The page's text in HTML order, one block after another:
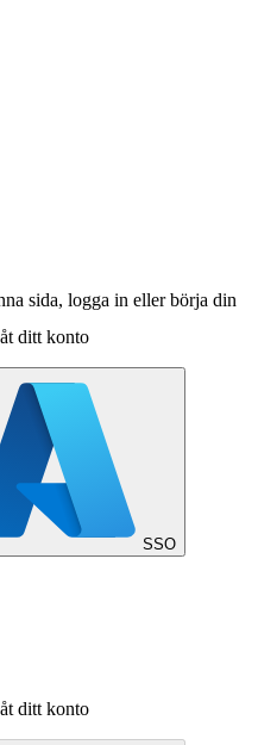
sida, logga in eller börja din
ditt konto
SSO
ditt konto